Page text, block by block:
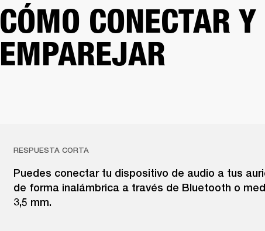
CÓMO CONECTAR Y
EMPAREJAR
RESPUESTA CORTA
Puedes conectar tu dispositivo de audio a tus
de forma inalámbrica a través de Bluetooth o
3,5 mm.